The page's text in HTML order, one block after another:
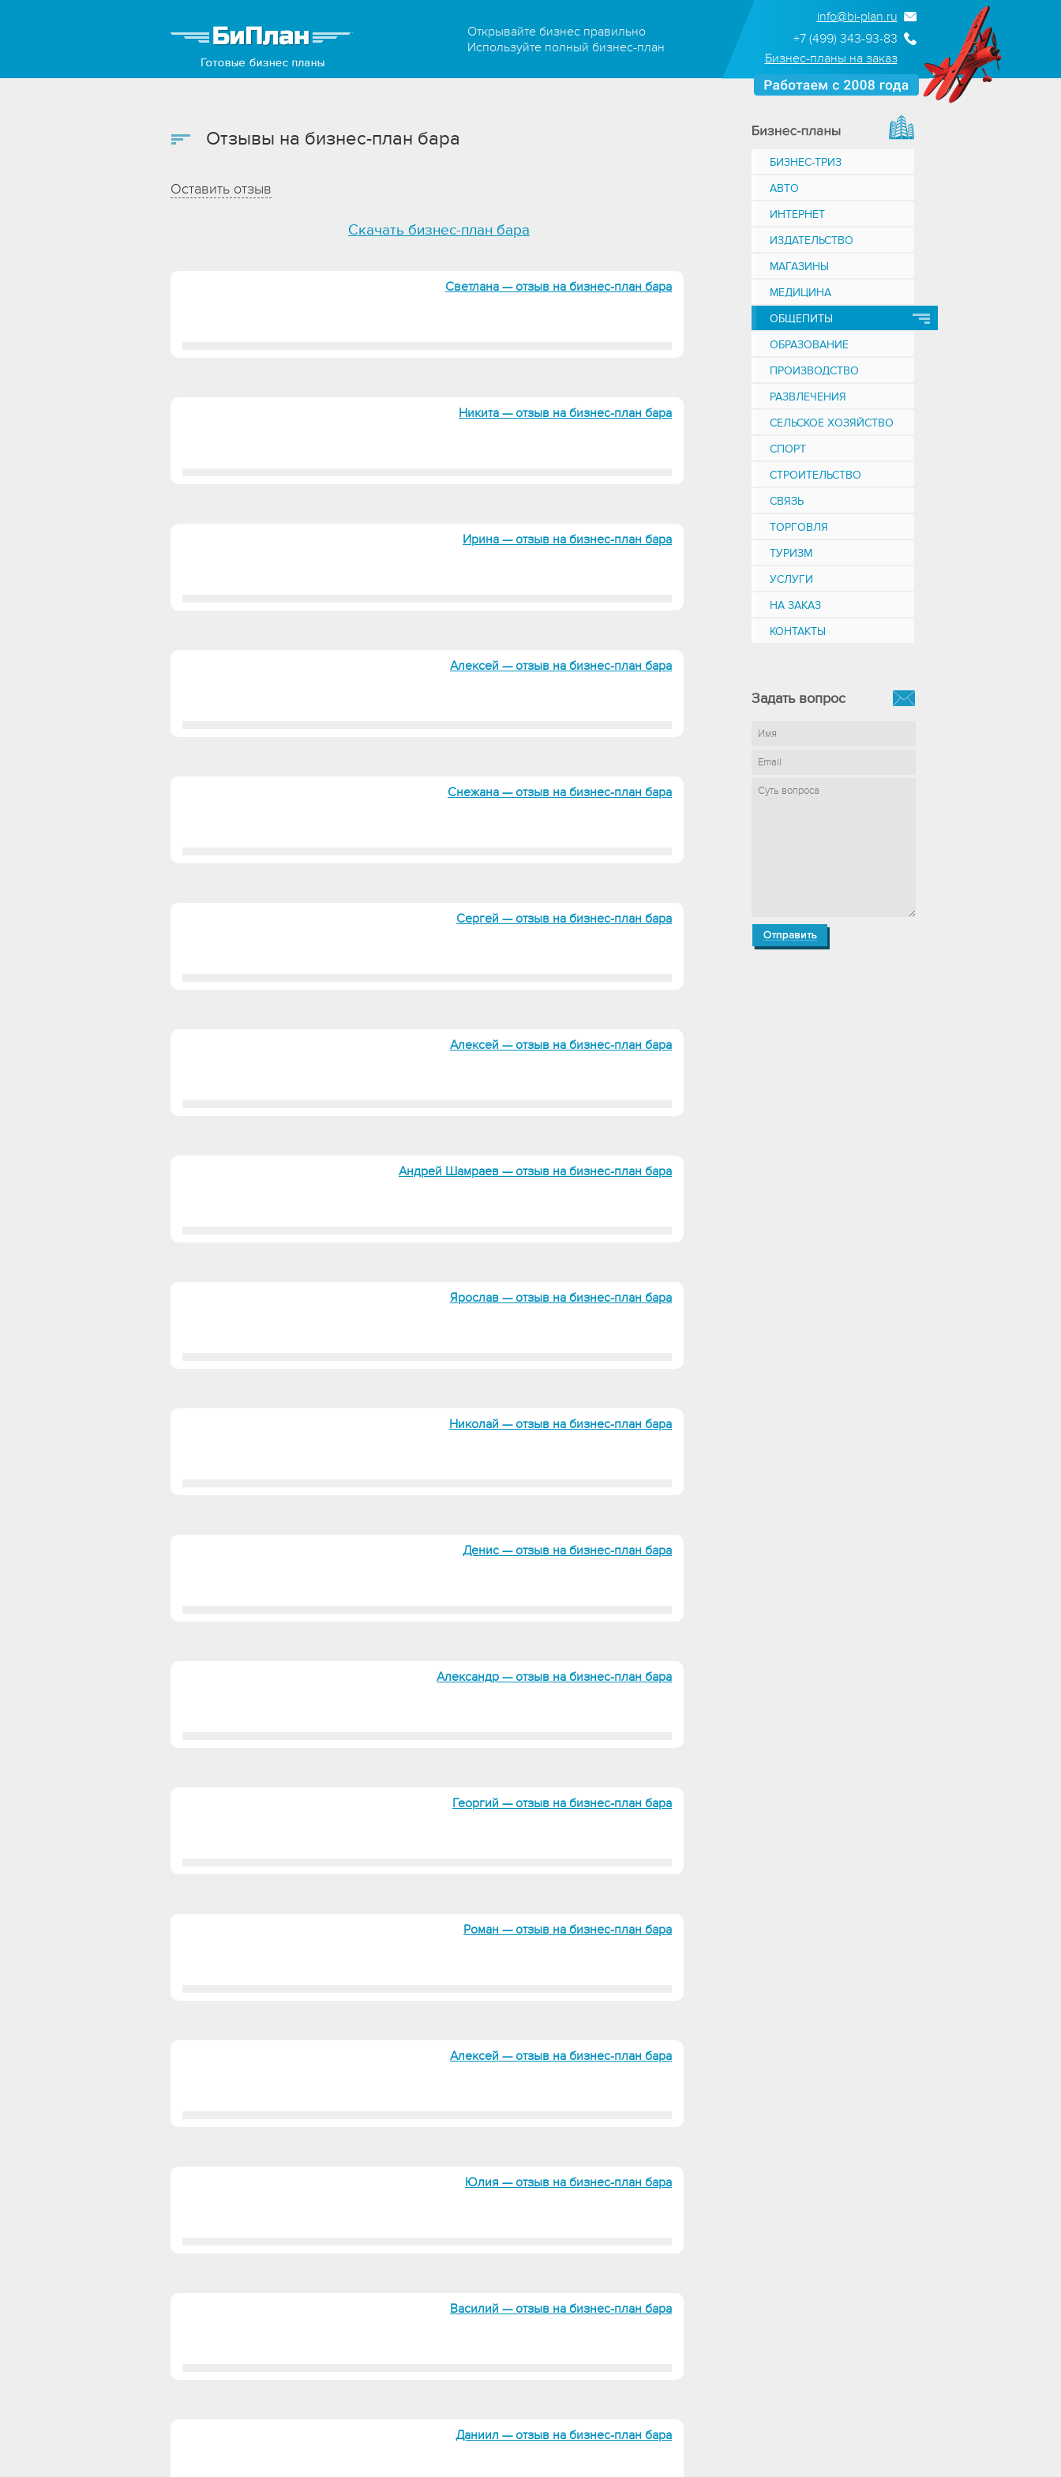
Открывайте бизнес правильно
Используйте полный бизнес-план
info@bi-plan.ru
+7 (499) 343-93-83
Бизнес-планы на заказ
Отзывы на бизнес-план бара
Оставить отзыв
Скачать бизнес-план бара
Светлана — отзыв на бизнес-план бара
Никита — отзыв на бизнес-план бара
Ирина — отзыв на бизнес-план бара
Алексей — отзыв на бизнес-план бара
Снежана — отзыв на бизнес-план бара
Сергей — отзыв на бизнес-план бара
Алексей — отзыв на бизнес-план бара
Андрей Шамраев — отзыв на бизнес-план бара
Ярослав — отзыв на бизнес-план бара
Николай — отзыв на бизнес-план бара
Денис — отзыв на бизнес-план бара
Александр — отзыв на бизнес-план бара
Георгий — отзыв на бизнес-план бара
Роман — отзыв на бизнес-план бара
Алексей — отзыв на бизнес-план бара
Юлия — отзыв на бизнес-план бара
Василий — отзыв на бизнес-план бара
Даниил — отзыв на бизнес-план бара
БИЗНЕС-ТРИЗ
АВТО
ИНТЕРНЕТ
ИЗДАТЕЛЬСТВО
МАГАЗИНЫ
МЕДИЦИНА
ОБЩЕПИТЫ
ОБРАЗОВАНИЕ
ПРОИЗВОДСТВО
РАЗВЛЕЧЕНИЯ
СЕЛЬСКОЕ ХОЗЯЙСТВО
СПОРТ
СТРОИТЕЛЬСТВО
СВЯЗЬ
ТОРГОВЛЯ
ТУРИЗМ
УСЛУГИ
НА ЗАКАЗ
КОНТАКТЫ
Задать вопрос